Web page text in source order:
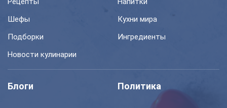
Шефы
Кухни мира
Подборки
Ингредиенты
Новости кулинарии
Блоги Политика